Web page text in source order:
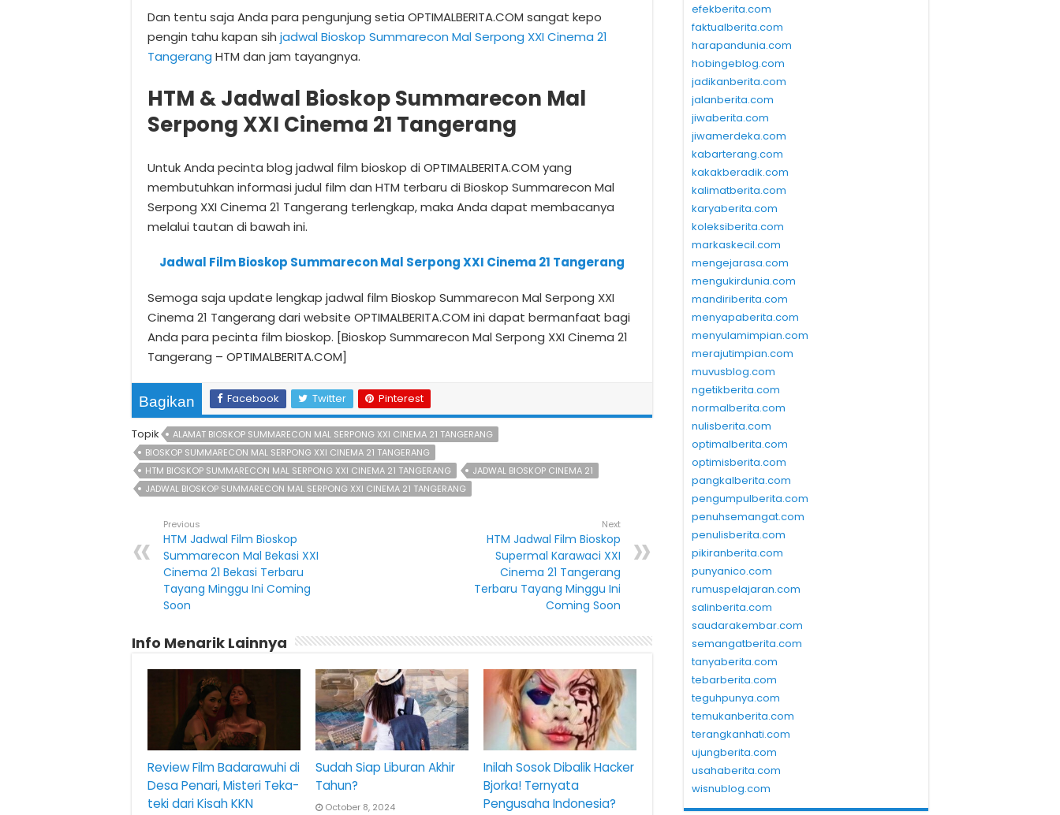
Dan tentu saja Anda para pengunjung setia OPTIMALBERITA.COM sangat kepo
pengin tahu kapan sih jadwal Bioskop Summarecon Mal Serpong XXI Cinema 21
Tangerang HTM dan jam tayangnya.
HTM & Jadwal Bioskop Summarecon Mal
Serpong XXI Cinema 21 Tangerang
Untuk Anda pecinta blog jadwal film bioskop di OPTIMALBERITA.COM yang
membutuhkan informasi judul film dan HTM terbaru di Bioskop Summarecon Mal
Serpong XXI Cinema 21 Tangerang terlengkap, maka Anda dapat membacanya
melalui tautan di bawah ini.
Jadwal Film Bioskop Summarecon Mal Serpong XXI Cinema 21 Tangerang
Semoga saja update lengkap jadwal film Bioskop Summarecon Mal Serpong XXI
Cinema 21 Tangerang dari website OPTIMALBERITA.COM ini dapat bermanfaat bagi
Anda para pecinta film bioskop. [Bioskop Summarecon Mal Serpong XXI Cinema 21
Tangerang – OPTIMALBERITA.COM]
Bagikan Facebook Twitter Pinterest
Topik
ALAMAT BIOSKOP SUMMARECON MAL SERPONG XXI CINEMA 21 TANGERANG
BIOSKOP SUMMARECON MAL SERPONG XXI CINEMA 21 TANGERANG
HTM BIOSKOP SUMMARECON MAL SERPONG XXI CINEMA 21 TANGERANG
JADWAL BIOSKOP CINEMA 21
JADWAL BIOSKOP SUMMARECON MAL SERPONG XXI CINEMA 21 TANGERANG
Previous
HTM Jadwal Film Bioskop
Summarecon Mal Bekasi XXI
Cinema 21 Bekasi Terbaru
Tayang Minggu Ini Coming
Soon
Next
HTM Jadwal Film Bioskop
Supermal Karawaci XXI
Cinema 21 Tangerang
Terbaru Tayang Minggu Ini
Coming Soon
Info Menarik Lainnya
Review Film Badarawuhi di
Desa Penari, Misteri Teka-
teki dari Kisah KKN
Sudah Siap Liburan Akhir
Tahun?
October 8, 2024
Inilah Sosok Dibalik Hacker
Bjorka! Ternyata
Pengusaha Indonesia?
efekberita.com
faktualberita.com
harapandunia.com
hobingeblog.com
jadikanberita.com
jalanberita.com
jiwaberita.com
jiwamerdeka.com
kabarterang.com
kakakberadik.com
kalimatberita.com
karyaberita.com
koleksiberita.com
markaskecil.com
mengejarasa.com
mengukirdunia.com
mandiriberita.com
menyapaberita.com
menyulamimpian.com
merajutimpian.com
muvusblog.com
ngetikberita.com
normalberita.com
nulisberita.com
optimalberita.com
optimisberita.com
pangkalberita.com
pengumpulberita.com
penuhsemangat.com
penulisberita.com
pikiranberita.com
punyanico.com
rumuspelajaran.com
salinberita.com
saudarakembar.com
semangatberita.com
tanyaberita.com
tebarberita.com
teguhpunya.com
temukanberita.com
terangkanhati.com
ujungberita.com
usahaberita.com
wisnublog.com